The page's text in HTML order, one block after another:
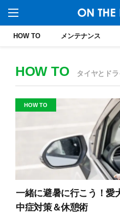
HOW TO メンテナンス
HOW TO タイヤとド
一緒に避暑に行こう！愛
中症対策＆休憩術
HOW TO